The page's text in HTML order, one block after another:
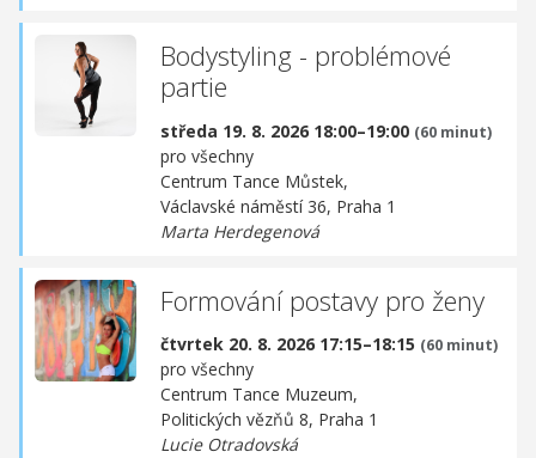
Bodystyling - problémové
partie
středa 19. 8. 2026 18:00–19:00 (60 minut)
pro všechny
Centrum Tance Můstek,
Václavské náměstí 36, Praha 1
Marta Herdegenová
Formování postavy pro ženy
čtvrtek 20. 8. 2026 17:15–18:15 (60 minut)
pro všechny
Centrum Tance Muzeum,
Politických vězňů 8, Praha 1
Lucie Otradovská